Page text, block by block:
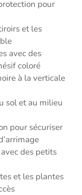
pour
et les
avec des
coloré
à la verticale
sol et au milieu
pour sécuriser
des petits
et les plantes